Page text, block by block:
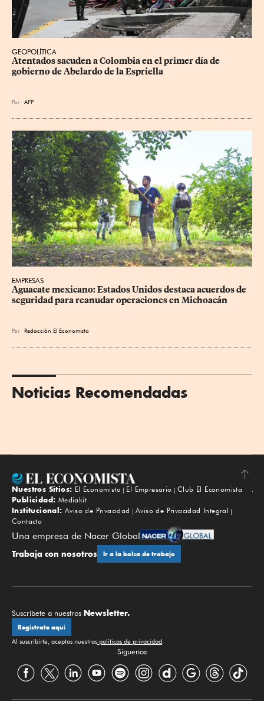
GEOPOLÍTICA
Atentados sacuden a Colombia en el primer día de
gobierno de Abelardo de la Espriella
Por AFP
EMPRESAS
Aguacate mexicano: Estados Unidos destaca acuerdos de
seguridad para reanudar operaciones en Michoacán
Por Redacción El Economista
Noticias Recomendadas
Subir
Nuestros Sitios: El Economista El Empresario
Club El Economista
Publicidad: Mediakit
Institucional: Aviso de Privacidad
Aviso de Privacidad Integral
Contacto
Una empresa de Nacer Global
Trabaja con nosotros Ir a la bolsa de trabajo
Suscríbete a nuestros Newsletter.
Regístrate aquí
Al suscribirte, aceptas nuestras políticas de privacidad.
Síguenos